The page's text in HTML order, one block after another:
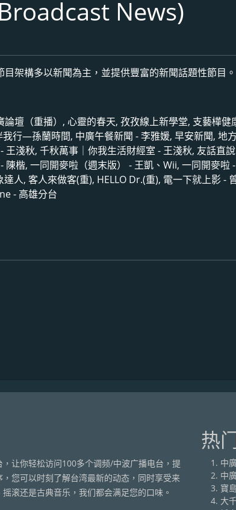
News)
架構多以新聞為主，並提供豐富的新聞話題性節目。
壇（重播）, 心靈的春天, 孜孜線上新學堂, 支藝樺健
行—孫蘭時間, 中廣午餐新聞 - 李雅媛, 早安新聞, 地
淺秋, 千秋萬事｜你我生活財經室 - 王淺秋, 友話直
楷, 一同開麥啦（週末版） - 王凱、Wii, 一同開麥啦
人, 客人來做客(重), HELLO Dr.(重), 電一下就上影 -
- 高雄分台
让你轻松访问100多个调频/中波广播电台，提
您可以时刻了解台湾最新的动态，同时享受来
滚还是古典音乐，我们都会满足您的口味。
热
中
中
寶
大